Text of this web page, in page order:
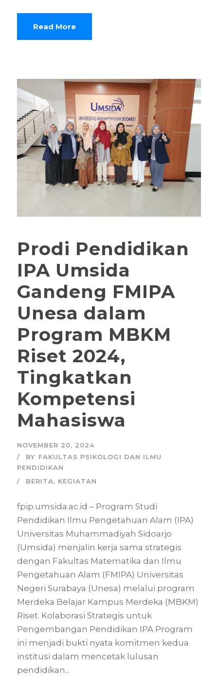
Read More
Prodi Pendidikan
IPA Umsida
Gandeng FMIPA
Unesa dalam
Program MBKM
Riset 2024,
Tingkatkan
Kompetensi
Mahasiswa
NOVEMBER 20, 2024
BY FAKULTAS PSIKOLOGI DAN ILMU
PENDIDIKAN
BERITA, KEGIATAN
fpip.umsida.ac.id – Program Studi
Pendidikan Ilmu Pengetahuan Alam (IPA)
Universitas Muhammadiyah Sidoarjo
(Umsida) menjalin kerja sama strategis
dengan Fakultas Matematika dan Ilmu
Pengetahuan Alam (FMIPA) Universitas
Negeri Surabaya (Unesa) melalui program
Merdeka Belajar Kampus Merdeka (MBKM)
Riset. Kolaborasi Strategis untuk
Pengembangan Pendidikan IPA Program
ini menjadi bukti nyata komitmen kedua
institusi dalam mencetak lulusan
pendidikan...